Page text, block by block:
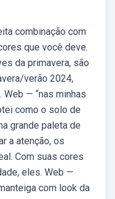
combinação com
que você deve.
da primavera, são
verão 2024,
— “nas minhas
como o solo de
grande paleta de
a atenção, os
Com suas cores
eles. Web —
com look da